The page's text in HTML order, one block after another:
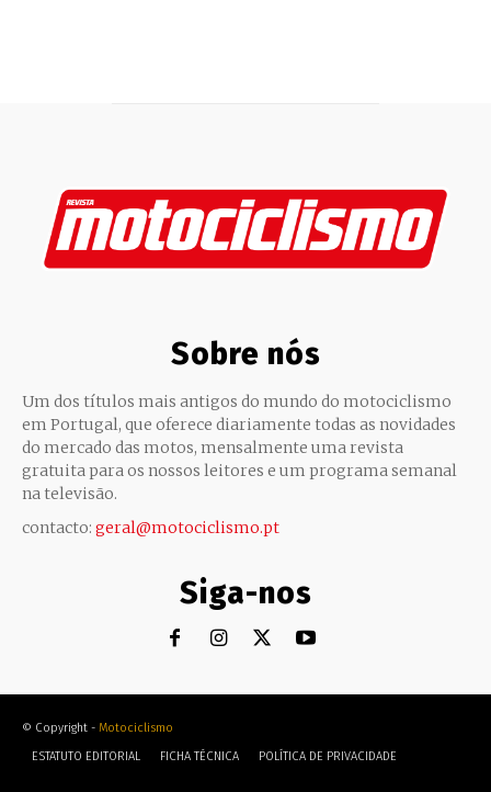
Sobre nós
Um dos títulos mais antigos do mundo do motociclismo
em Portugal, que oferece diariamente todas as novidades
do mercado das motos, mensalmente uma revista
gratuita para os nossos leitores e um programa semanal
na televisão.
contacto: geral@motociclismo.pt
Siga-nos
© Copyright - Motociclismo
ESTATUTO EDITORIAL
FICHA TÉCNICA POLÍTICA DE PRIVACIDADE